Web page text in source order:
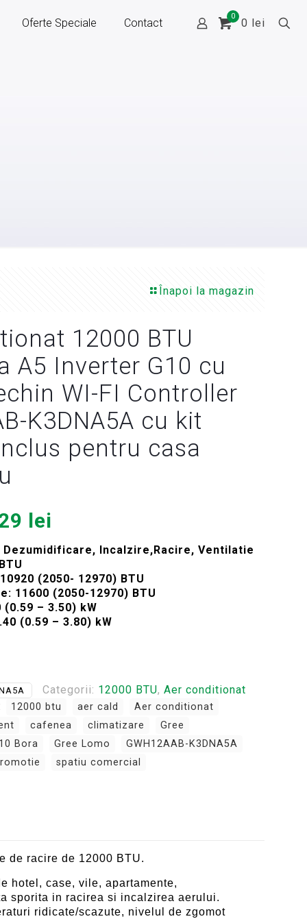
Oferte Speciale Contact
0
0 lei
Înapoi la magazin
12000 BTU
A5 Inverter G10 cu
WI-FI Controller
K3DNA5A cu kit
pentru casa
lei.
lei
curent
este:
1.629 lei.
Incalzire,Racire, Ventilatie
(2050- 12970) BTU
11600 (2050-12970) BTU
– 3.50) kW
(0.59 – 3.80) kW
Categorii: 12000 BTU, Aer conditionat
12000 btu aer cald
Aer conditionat
cafenea climatizare
Gree
Bora Gree Lomo
GWH12AAB-K3DNA5A
spatiu comercial
de racire de 12000 BTU.
hotel, case, vile, apartamente,
sporita in racirea si incalzirea aerului.
ridicate/scazute, nivelul de zgomot